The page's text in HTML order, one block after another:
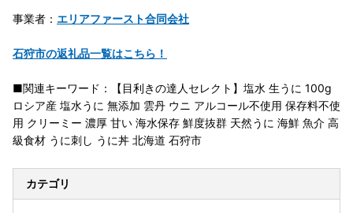
事業者： エリアファースト合同会社
石狩市の返礼品一覧はこちら！
■関連キーワード：【目利きの達人セレクト】塩水 生うに 100g
ロシア産 塩水うに 無添加 雲丹 ウニ アルコール不使用 保存料不使
用 クリーミー 濃厚 甘い 海水保存 鮮度抜群 天然うに 海鮮 魚介 高
級食材 うに刺し うに丼 北海道 石狩市
カテゴリ